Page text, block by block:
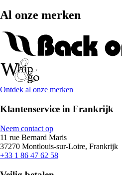
Al onze merken
Ontdek al onze merken
Klantenservice in Frankrijk
Neem contact op
11 rue Bernard Maris
37270 Montlouis-sur-Loire, Frankrijk
+33 1 86 47 62 58